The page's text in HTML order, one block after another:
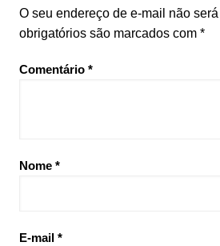
O seu endereço de e-mail não
obrigatórios são marcados com *
Comentário *
Nome *
E-mail *